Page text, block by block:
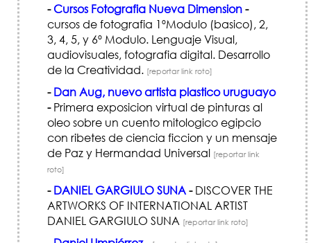
-Cursos Fotografia Nueva Dimension-
cursos de fotografia 1ºModulo (basico), 2,
3, 4, 5, y 6º Modulo. Lenguaje Visual,
audiovisuales, fotografia digital. Desarrollo
de la Creatividad. [reportar link roto]
- Dan Aug, nuevo artista plastico uruguayo
-Primera exposicion virtual de pinturas al
oleo sobre un cuento mitologico egipcio
con ribetes de ciencia ficcion y un mensaje
de Paz y Hermandad Universal [reportar link
roto]
- DANIEL GARGIULO SUNA-DISCOVER THE
ARTWORKS OF INTERNATIONAL ARTIST
DANIEL GARGIULO SUNA [reportar link roto]